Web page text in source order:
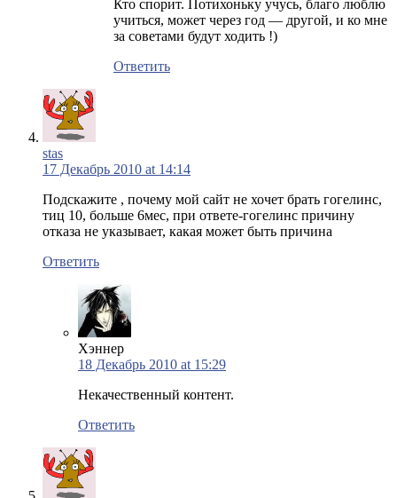
Кто спорит. Потихоньку учусь, благо люблю
учиться, может через год — другой, и ко мне
за советами будут ходить !)
Ответить
stas
17 Декабрь 2010 at 14:14
Подскажите , почему мой сайт не хочет брать гогелинс,
тиц 10, больше 6мес, при ответе-гогелинс причину
отказа не указывает, какая может быть причина
Ответить
Хэннер
18 Декабрь 2010 at 15:29
Некачественный контент.
Ответить